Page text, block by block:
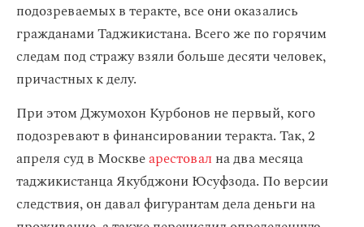
подозреваемых в теракте, все они оказались
гражданами Таджикистана. Всего же по горячим
следам под стражу взяли больше десяти человек,
причастных к делу.
При этом Джумохон Курбонов не первый, кого
подозревают в финансировании теракта. Так, 2
апреля суд в Москвеарестовал на два месяца
таджикистанца Якубджони Юсуфзода. По версии
следствия, он давал фигурантам дела деньги на